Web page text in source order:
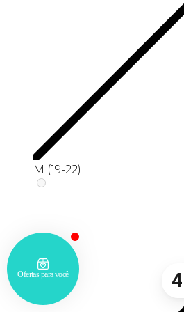
M (19-22)